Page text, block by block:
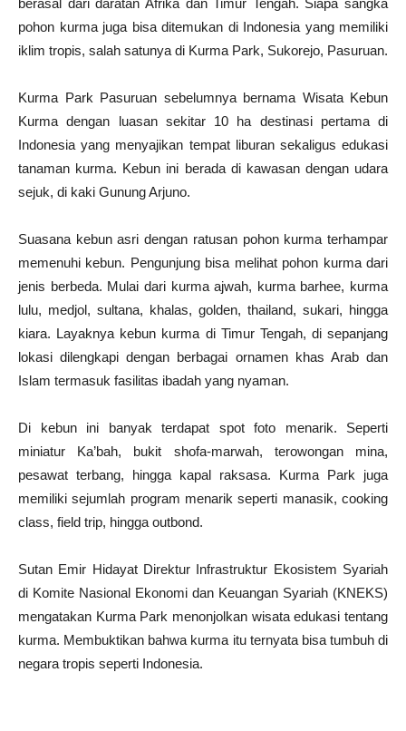
berasal dari daratan Afrika dan Timur Tengah. Siapa sangka
pohon kurma juga bisa ditemukan di Indonesia yang memiliki
iklim tropis, salah satunya di Kurma Park, Sukorejo, Pasuruan.
Kurma Park Pasuruan sebelumnya bernama Wisata Kebun
Kurma dengan luasan sekitar 10 ha destinasi pertama di
Indonesia yang menyajikan tempat liburan sekaligus edukasi
tanaman kurma. Kebun ini berada di kawasan dengan udara
sejuk, di kaki Gunung Arjuno.
Suasana kebun asri dengan ratusan pohon kurma terhampar
memenuhi kebun. Pengunjung bisa melihat pohon kurma dari
jenis berbeda. Mulai dari kurma ajwah, kurma barhee, kurma
lulu, medjol, sultana, khalas, golden, thailand, sukari, hingga
kiara. Layaknya kebun kurma di Timur Tengah, di sepanjang
lokasi dilengkapi dengan berbagai ornamen khas Arab dan
Islam termasuk fasilitas ibadah yang nyaman.
Di kebun ini banyak terdapat spot foto menarik. Seperti
miniatur Ka’bah, bukit shofa-marwah, terowongan mina,
pesawat terbang, hingga kapal raksasa. Kurma Park juga
memiliki sejumlah program menarik seperti manasik, cooking
class, field trip, hingga outbond.
Sutan Emir Hidayat Direktur Infrastruktur Ekosistem Syariah
di Komite Nasional Ekonomi dan Keuangan Syariah (KNEKS)
mengatakan Kurma Park menonjolkan wisata edukasi tentang
kurma. Membuktikan bahwa kurma itu ternyata bisa tumbuh di
negara tropis seperti Indonesia.